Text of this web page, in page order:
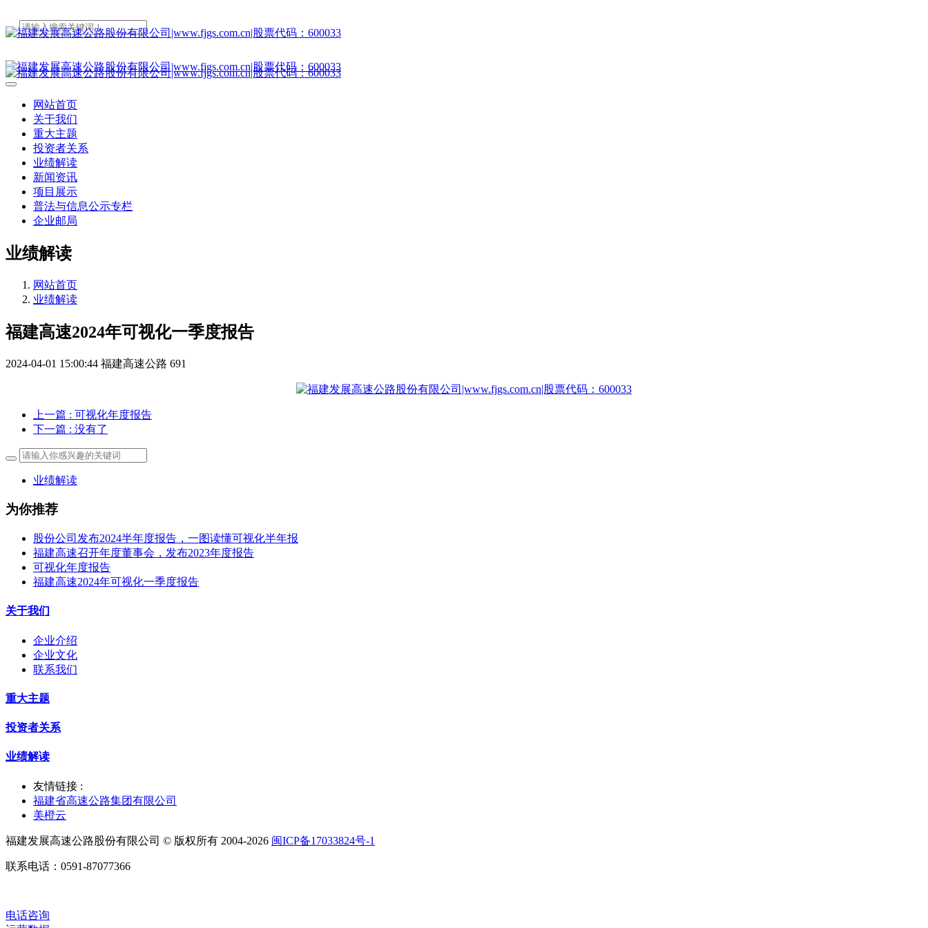
网站首页
关于我们
重大主题
投资者关系
业绩解读
新闻资讯
项目展示
普法与信息公示专栏
企业邮局
业绩解读
网站首页
业绩解读
福建高速2024年可视化一季度报告
2024-04-01 15:00:44 福建高速公路 691
上一篇 : 可视化年度报告
下一篇 : 没有了
业绩解读
为你推荐
股份公司发布2024半年度报告，一图读懂可视化半年报
福建高速召开年度董事会，发布2023年度报告
可视化年度报告
福建高速2024年可视化一季度报告
关于我们
企业介绍
企业文化
联系我们
重大主题
投资者关系
业绩解读
友情链接 :
福建省高速公路集团有限公司
美橙云
福建发展高速公路股份有限公司 © 版权所有 2004-2026 闽ICP备17033824号-1
联系电话：0591-87077366
电话咨询